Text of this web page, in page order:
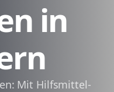
in
Mit Hilfsmittel-